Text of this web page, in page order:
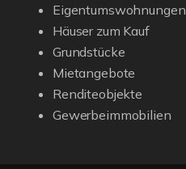
Eigentumswohnungen
Häuser zum Kauf
Grundstücke
Mietangebote
Renditeobjekte
Gewerbeimmobilien